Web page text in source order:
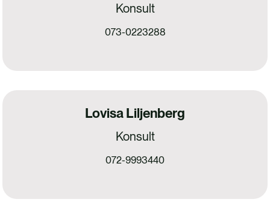
Konsult
073-0223288
Lovisa Liljenberg
Konsult
072-9993440